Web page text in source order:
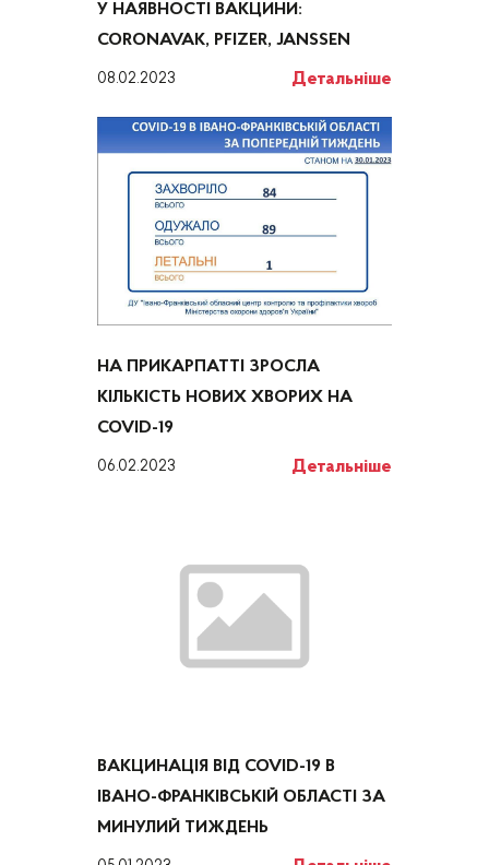
У НАЯВНОСТІ ВАКЦИНИ:
CORONAVAK, PFIZER, JANSSEN
08.02.2023 Детальніше
НА ПРИКАРПАТТІ ЗРОСЛА
КІЛЬКІСТЬ НОВИХ ХВОРИХ НА
COVID-19
06.02.2023 Детальніше
ВАКЦИНАЦІЯ ВІД COVID-19 В
ІВАНО-ФРАНКІВСЬКІЙ ОБЛАСТІ ЗА
МИНУЛИЙ ТИЖДЕНЬ